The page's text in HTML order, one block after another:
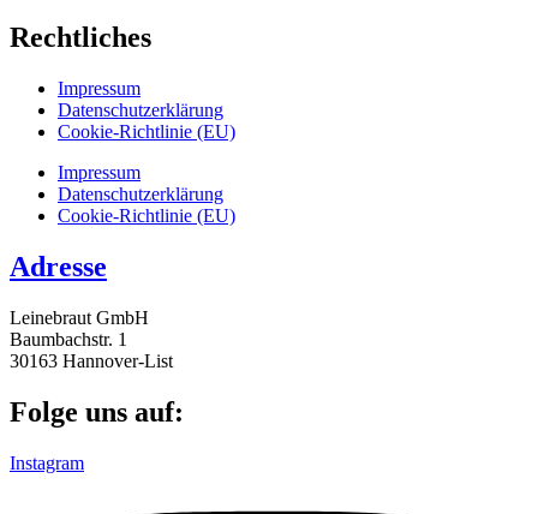
Rechtliches
Impressum
Datenschutz­erklärung
Cookie-Richtlinie (EU)
Impressum
Datenschutz­erklärung
Cookie-Richtlinie (EU)
Adresse
Leinebraut GmbH
Baumbachstr. 1
30163 Hannover-List
Folge uns auf:
Instagram